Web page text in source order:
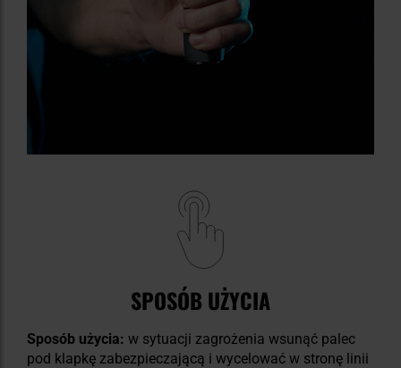
SPOSÓB UŻYCIA
Sposób użycia: w sytuacji zagrożenia wsunąć palec
pod klapkę zabezpieczającą i wycelować w stronę linii